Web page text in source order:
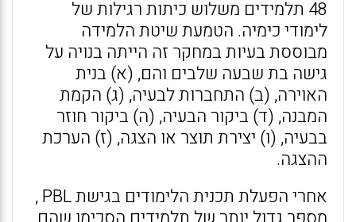
48 תלמידים משלוש כיתות רגילות של
לימודי כימיה. הטמעת שיטת הלמידה
מבוססת בעיות במחקר זה הייתה בנויה על
גישה בת שבעה שלבים והם, (א) בנית
האוירה, (ב) התחברות לבעיה, (ג) הקמת
המבנה, (ד) ביקור הבעיה, (ה) ביקור חוזר
בבעיה, (ו) יצירת תוצר או הצגה, (ז) הערכת
ההצגה.
אחרי הפעלת תכנית הלימודים בגישת PBL ,